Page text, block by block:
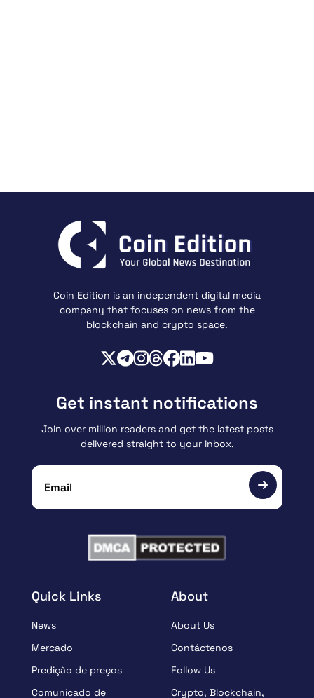
Coin Edition is an independent digital media
company that focuses on news from the
blockchain and crypto space.
Quick Links
News
Mercado
Predição de preços
Comunicado de
About
About Us
Contáctenos
Follow Us
Crypto, Blockchain,
Get instant notifications
Join over million readers and get the latest posts
delivered straight to your inbox.